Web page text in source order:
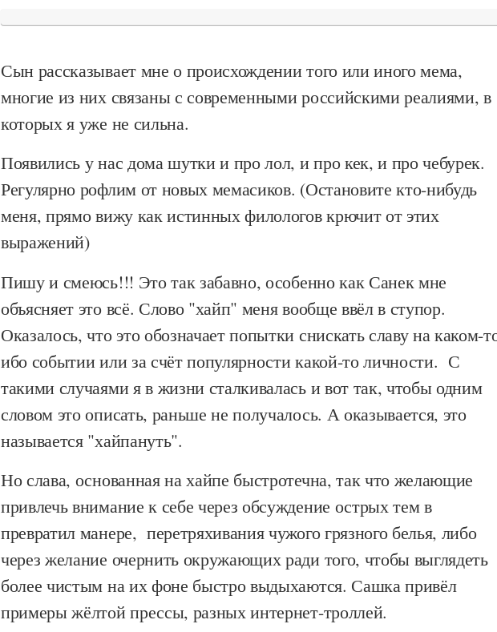
Сын рассказывает мне о происхождении того или иного мема,
многие из них связаны с современными российскими реалиями, в
которых я уже не сильна.
Появились у нас дома шутки и про лол, и про кек, и про чебурек.
Регулярно рофлим от новых мемасиков. (Остановите кто-нибудь
меня, прямо вижу как истинных филологов крючит от этих
выражений)
Пишу и смеюсь!!! Это так забавно, особенно как Санек мне
объясняет это всё. Слово "хайп" меня вообще ввёл в ступор.
Оказалось, что это обозначает попытки снискать славу на каком-
ибо событии или за счёт популярности какой-то личности. С
такими случаями я в жизни сталкивалась и вот так, чтобы одним
словом это описать, раньше не получалось. А оказывается, это
называется "хайпануть".
Но слава, основанная на хайпе быстротечна, так что желающие
привлечь внимание к себе через обсуждение острых тем в
превратил манере, перетряхивания чужого грязного белья, либо
через желание очернить окружающих ради того, чтобы выглядеть
более чистым на их фоне быстро выдыхаются. Сашка привёл
примеры жёлтой прессы, разных интернет-троллей.